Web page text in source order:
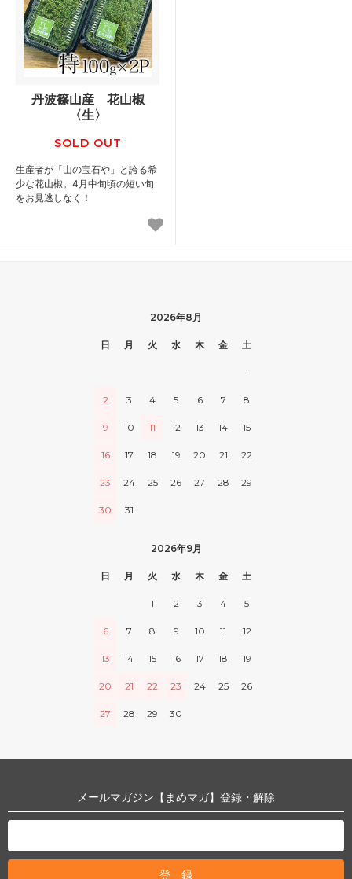
丹波篠山産 花山椒
〈生〉
SOLD OUT
生産者が「山の宝石や」と誇る希
少な花山椒。4月中旬頃の短い旬
をお見逃しなく！
2026年8月
日 月 火 水 木 金 土
1
2 3 4 5 6 7 8
9 10 11 12 13 14 15
16 17 18 19 20 21 22
23 24 25 26 27 28 29
30 31
2026年9月
日 月 火 水 木 金 土
1 2 3 4 5
6 7 8 9 10 11 12
13 14 15 16 17 18 19
20 21 22 23 24 25 26
27 28 29 30
メールマガジン【まめマガ】登録・解除